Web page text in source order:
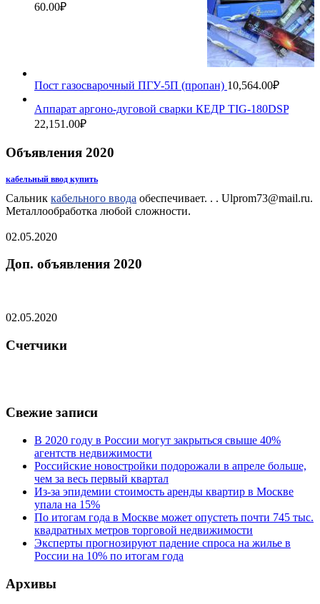
60.00₽
Пост газосварочный ПГУ-5П (пропан) 10,564.00₽
Аппарат аргоно-дуговой сварки КЕДР TIG-180DSP
22,151.00₽
Объявления 2020
кабельный ввод купить
Сальник кабельного ввода обеспечивает. . . Ulprom73@mail.ru.
Металлообработка любой сложности.
02.05.2020
Доп. объявления 2020
02.05.2020
Счетчики
Свежие записи
В 2020 году в России могут закрыться свыше 40%
агентств недвижимости
Российские новостройки подорожали в апреле больше,
чем за весь первый квартал
Из-за эпидемии стоимость аренды квартир в Москве
упала на 15%
По итогам года в Москве может опустеть почти 745 тыс.
квадратных метров торговой недвижимости
Эксперты прогнозируют падение спроса на жилье в
России на 10% по итогам года
Архивы